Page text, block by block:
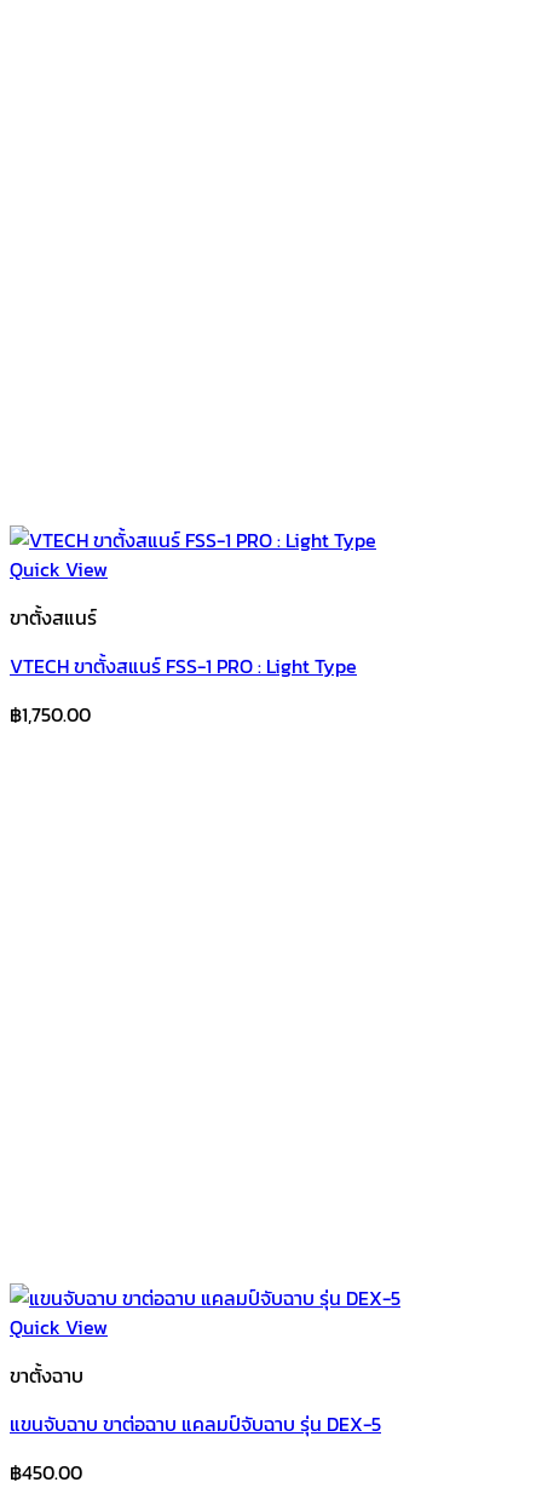
Quick View
ขาตั้งสแนร์
VTECH ขาตั้งสแนร์ FSS-1 PRO : Light Type
฿1,750.00
Quick View
ขาตั้งฉาบ
แขนจับฉาบ ขาต่อฉาบ แคลมป์จับฉาบ รุ่น DEX-5
฿450.00